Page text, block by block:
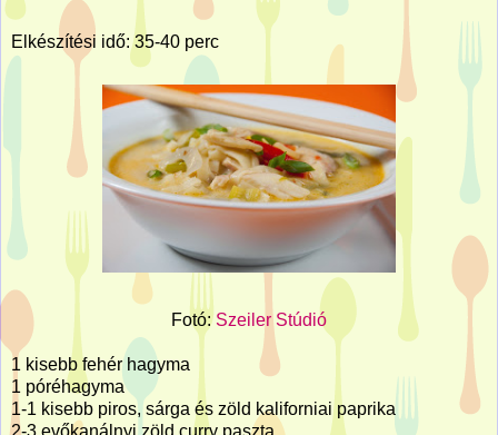
Elkészítési idő: 35-40 perc
Fotó:Szeiler Stúdió
1 kisebb fehér hagyma
1 póréhagyma
1-1 kisebb piros, sárga és zöld kaliforniai paprika
2-3 evőkanálnyi zöld curry paszta